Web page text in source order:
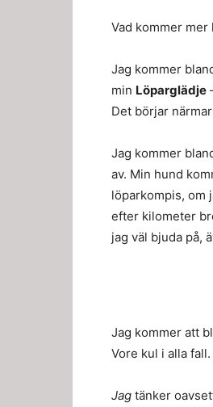
Vad kommer mer
Jag kommer
min Löparglädje
Det börjar
Jag kommer
av. Min hund
löparkompis, om
efter kilometer
jag väl bjuda på,
Jag kommer att
Vore kul i alla fall.
Jag tänker